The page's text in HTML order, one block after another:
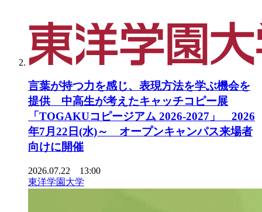
言葉が持つ力を感じ、表現方法を学ぶ機会を
提供 中高生が考えたキャッチコピー展
「TOGAKUコピージアム 2026-2027」 2026
年7月22日(水)～ オープンキャンパス来場者
向けに開催
2026.07.22 13:00
東洋学園大学